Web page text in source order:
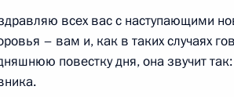
18:40
всех вас с наступающими
– вам и, как в таких случаях
повестку дня, она звучит